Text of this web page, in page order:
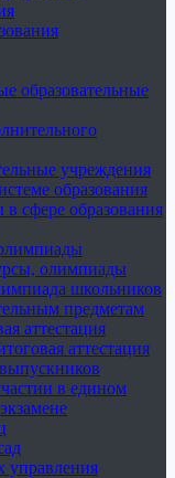
образовательные
учреждения
образования
сфере образования
олимпиады
школьников
предметам
аттестация
аттестация
в едином
управления